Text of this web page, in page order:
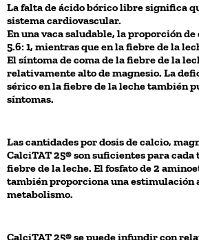
La falta de ácido bórico libre significa
sistema cardiovascular.
En una vaca saludable, la proporción de
5.6: 1, mientras que en la fiebre de la
El síntoma de coma de la fiebre de la
relativamente alto de magnesio. La
sérico en la fiebre de la leche también
síntomas.
Las cantidades por dosis de calcio,
CalciTAT 25® son suficientes para cada
fiebre de la leche. El fosfato de 2
también proporciona una estimulación
metabolismo.
CalciTAT 25® se puede infundir con